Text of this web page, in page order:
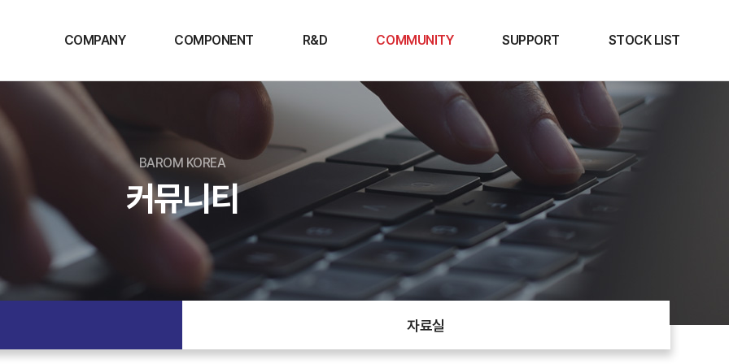
COMPANY
CEO인사말
비전 및 경영이념
찾아오시는 길
COMPONENT R&D
산업용
신사업
COMMUNITY
공지사항
자료실
SUPPORT
Contact us
STOCK LIST
STOCK LIST
BAROM KOREA
커뮤니티
자료실